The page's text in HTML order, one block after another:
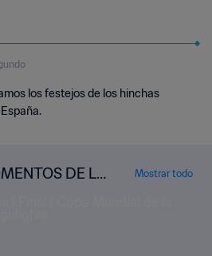
los festejos de los hinchas
DE LA
Mostrar todo